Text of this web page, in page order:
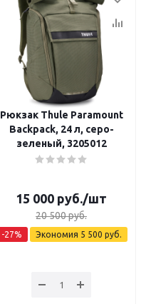
Рюкзак Thule Paramount
Backpack, 24 л, серо-
зеленый, 3205012
15 000 руб./шт
20 500руб.
-27% Экономия 5 500 руб.